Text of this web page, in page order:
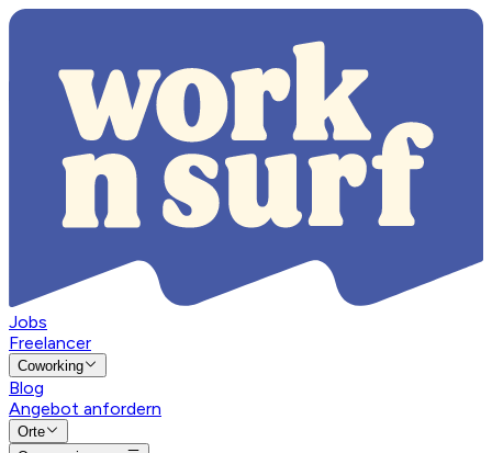
Jobs
Freelancer
Coworking
Blog
Angebot anfordern
Orte